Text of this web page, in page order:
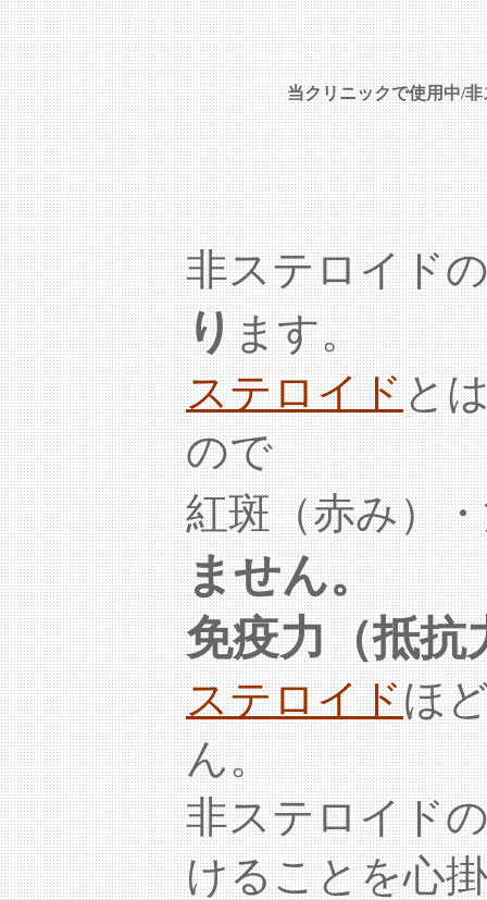
当クリニックで使用中/
非ステロイド
ります。
ステロイドと
ので
紅斑（赤み）
ません。
免疫力（抵抗
ステロイドほ
ん。
非ステロイド
けることを心